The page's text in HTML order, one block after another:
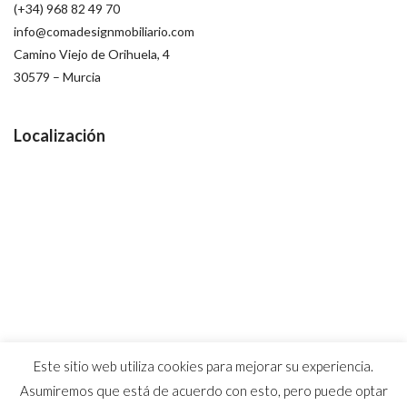
(+34) 968 82 49 70
info@comadesignmobiliario.com
Camino Viejo de Orihuela, 4
30579 – Murcia
Localización
Este sitio web utiliza cookies para mejorar su experiencia.
Asumiremos que está de acuerdo con esto, pero puede optar